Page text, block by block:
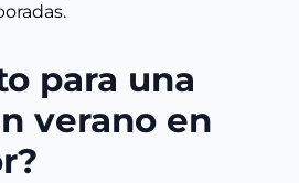
para una
verano en